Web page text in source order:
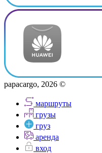
papacargo, 2026 ©
маршруты
грузы
груз
аренда
вход